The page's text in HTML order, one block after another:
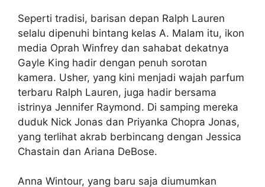
Seperti tradisi, barisan depan Ralph Lauren
selalu dipenuhi bintang kelas A. Malam itu, ikon
media Oprah Winfrey dan sahabat dekatnya
Gayle King hadir dengan penuh sorotan
kamera. Usher, yang kini menjadi wajah parfum
terbaru Ralph Lauren, juga hadir bersama
istrinya Jennifer Raymond. Di samping mereka
duduk Nick Jonas dan Priyanka Chopra Jonas,
yang terlihat akrab berbincang dengan Jessica
Chastain dan Ariana DeBose.
Anna Wintour, yang baru saja diumumkan